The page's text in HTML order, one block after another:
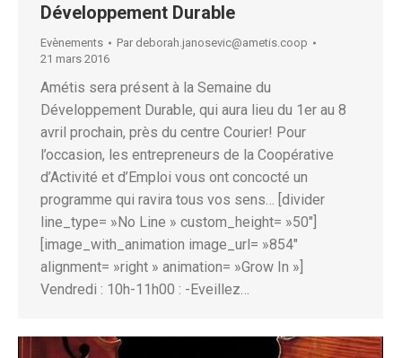
Développement Durable
Evènements Par deborah.janosevic@ametis.coop
21 mars 2016
Amétis sera présent à la Semaine du
Développement Durable, qui aura lieu du 1er au 8
avril prochain, près du centre Courier! Pour
l’occasion, les entrepreneurs de la Coopérative
d’Activité et d’Emploi vous ont concocté un
programme qui ravira tous vos sens… [divider
line_type= »No Line » custom_height= »50″]
[image_with_animation image_url= »854″
alignment= »right » animation= »Grow In »]
Vendredi : 10h-11h00 : -Eveillez…